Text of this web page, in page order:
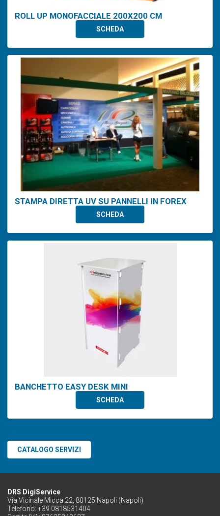
ROLL UP MONOFACCIALE 200X200 CM
SCHEDA
STAMPA DIRETTA UV SU PANNELLI IN FOREX
SCHEDA
BANCHETTO EASY DESK MINI
SCHEDA
CATALOGO SERVIZI
DRS DigiService
Via Vicinale Micca 22, 80125 Napoli (Napoli)
Telefono: +39 0818531404